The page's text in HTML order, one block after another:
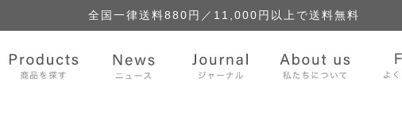
全国一律送料880円／ 11,000円以上で送料無料